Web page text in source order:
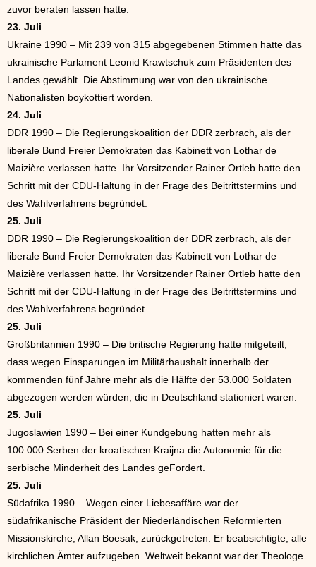
zuvor beraten lassen hatte.
23. Juli
Ukraine 1990 – Mit 239 von 315 abgegebenen Stimmen hatte das
ukrainische Parlament Leonid Krawtschuk zum Präsidenten des
Landes gewählt. Die Abstimmung war von den ukrainische
Nationalisten boykottiert worden.
24. Juli
DDR 1990 – Die Regierungskoalition der DDR zerbrach, als der
liberale Bund Freier Demokraten das Kabinett von Lothar de
Maizière verlassen hatte. Ihr Vorsitzender Rainer Ortleb hatte den
Schritt mit der CDU-Haltung in der Frage des Beitrittstermins und
des Wahlverfahrens begründet.
25. Juli
DDR 1990 – Die Regierungskoalition der DDR zerbrach, als der
liberale Bund Freier Demokraten das Kabinett von Lothar de
Maizière verlassen hatte. Ihr Vorsitzender Rainer Ortleb hatte den
Schritt mit der CDU-Haltung in der Frage des Beitrittstermins und
des Wahlverfahrens begründet.
25. Juli
Großbritannien 1990 – Die britische Regierung hatte mitgeteilt,
dass wegen Einsparungen im Militärhaushalt innerhalb der
kommenden fünf Jahre mehr als die Hälfte der 53.000 Soldaten
abgezogen werden würden, die in Deutschland stationiert waren.
25. Juli
Jugoslawien 1990 – Bei einer Kundgebung hatten mehr als
100.000 Serben der kroatischen Kraijna die Autonomie für die
serbische Minderheit des Landes geFordert.
25. Juli
Südafrika 1990 – Wegen einer Liebesaffäre war der
südafrikanische Präsident der Niederländischen Reformierten
Missionskirche, Allan Boesak, zurückgetreten. Er beabsichtigte, alle
kirchlichen Ämter aufzugeben. Weltweit bekannt war der Theologe